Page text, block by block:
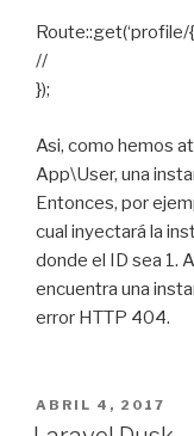
//
});
Asi, como hemos
App\User, una
Entonces, por
cual inyectará la
donde el ID sea 1.
encuentra una
error HTTP 404.
POSTED
ON
ABRIL 4, 2017